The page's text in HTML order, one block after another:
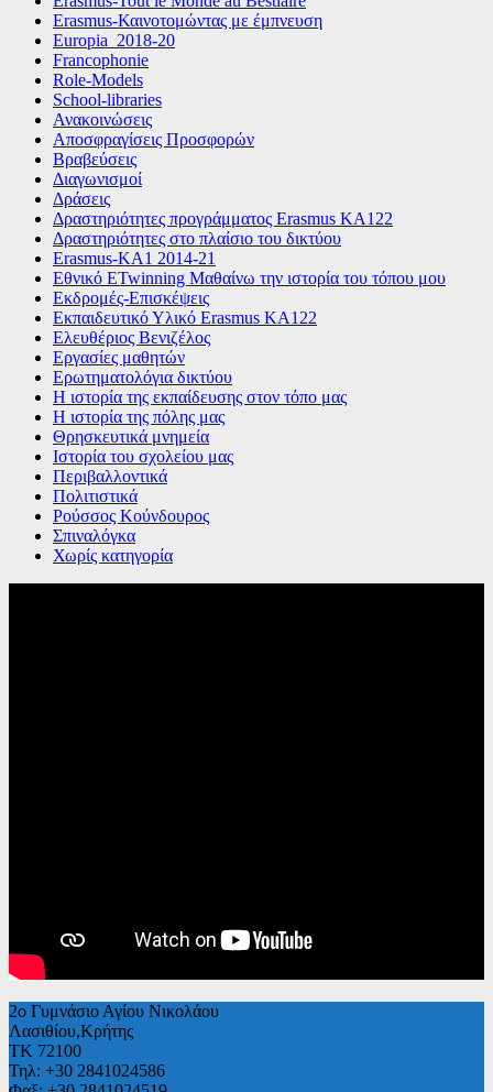
Erasmus-Καινοτομώντας με έμπνευση
Europia_2018-20
Francophonie
Role-Models
School-libraries
Ανακοινώσεις
Αποσφραγίσεις Προσφορών
Βραβεύσεις
Διαγωνισμοί
Δράσεις
Δραστηριότητες προγράμματος Erasmus KA122
Δραστηριότητες στο πλαίσιο του δικτύου
Εrasmus-ΚΑ1 2014-21
Εθνικό ETwinning Μαθαίνω την ιστορία του τόπου μου
Εκδρομές-Επισκέψεις
Εκπαιδευτικό Υλικό Erasmus ΚΑ122
Ελευθέριος Βενιζέλος
Εργασίες μαθητών
Ερωτηματολόγια δικτύου
Η ιστορία της εκπαίδευσης στον τόπο μας
Η ιστορία της πόλης μας
Θρησκευτικά μνημεία
Ιστορία του σχολείου μας
Περιβαλλοντικά
Πολιτιστικά
Ρούσσος Κούνδουρος
Σπιναλόγκα
Χωρίς κατηγορία
2ο Γυμνάσιο Αγίου Νικολάου
Λασιθίου,Κρήτης
ΤΚ 72100
Τηλ: +30 2841024586